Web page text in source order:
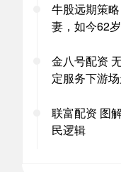
牛股远期策
妻，如今62
金八号配资
定服务下游
联富配资 图
民逻辑